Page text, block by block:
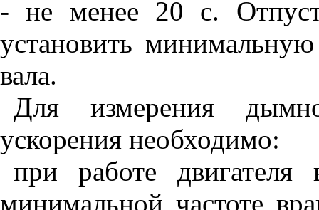
- не менее 20 с.
установить
вала.
Для измерения
ускорения необходимо:
при работе
минимальной частоте